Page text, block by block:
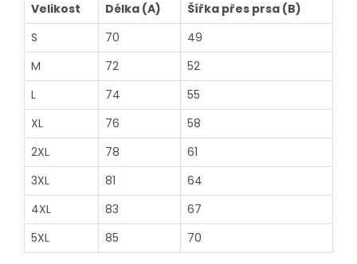
Velikost Délka (A)
Šířka přes prsa (B)
S
70
49
M
72
52
L
74
55
XL
76
58
2XL
78
61
3XL
81
64
4XL
83
67
5XL
85 70